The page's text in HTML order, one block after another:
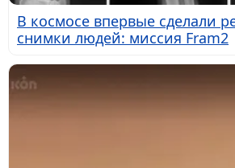
В космосе впервые сделали
снимки людей: миссия Fram2